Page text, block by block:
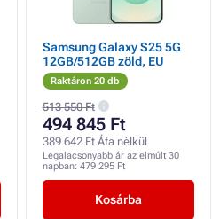
Samsung Galaxy S25 5G
12GB/512GB zöld, EU
Raktáron 20 db
513 550 Ft
494 845 Ft
389 642 Ft Áfa nélkül
Legalacsonyabb ár az elmúlt 30
napban: 479 295 Ft
Kosárba